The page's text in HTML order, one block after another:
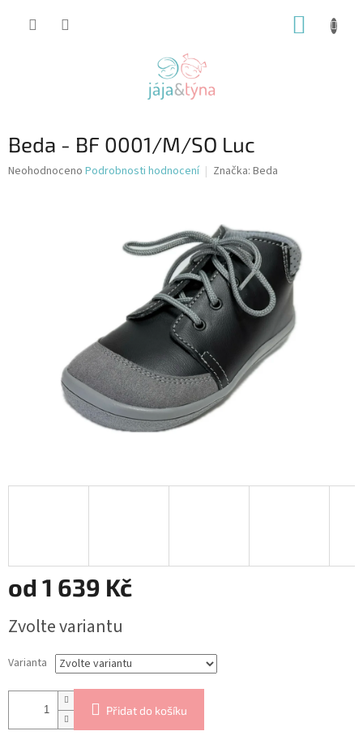
Beda - BF 0001/M/SO Luc
Průměrné
Neohodnoceno Podrobnosti hodnocení Značka: Beda
od 1 639 Kč
cena:
Zvolte variantu
Varianta
Přidat do košíku